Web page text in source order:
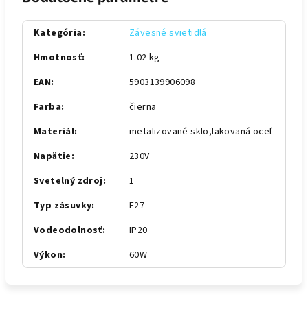
Kategória:
Závesné svietidlá
Hmotnosť:
1.02 kg
EAN:
5903139906098
Farba:
čierna
Materiál:
metalizované sklo,lakovaná oceľ
Napätie:
230V
Svetelný zdroj:
1
Typ zásuvky:
E27
Vodeodolnosť:
IP20
Výkon: 60W